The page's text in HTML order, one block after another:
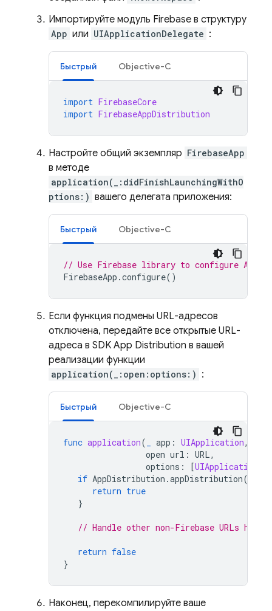
Импортируйте модуль Firebase в структуру
App или UIApplicationDelegate :
Быстрый Objective-C
import FirebaseCore
import FirebaseAppDistribution
Настройте общий экземпляр FirebaseApp
в методе
application(_:didFinishLaunchingWithO
ptions:) вашего делегата приложения:
Быстрый Objective-C
// Use Firebase library to configure APIs
FirebaseApp .configure()
Если функция подмены URL-адресов
отключена, передайте все открытые URL-
адреса в SDK App Distribution в вашей
реализации функции
application(_:open:options:) :
Быстрый Objective-C
func application( app : UIApplication,
open url : URL,
options : [UIApplication
if AppDistribution .appDistribution().
return true
}
// Handle other non-Firebase URLs here.
return false
}
Наконец, перекомпилируйте ваше